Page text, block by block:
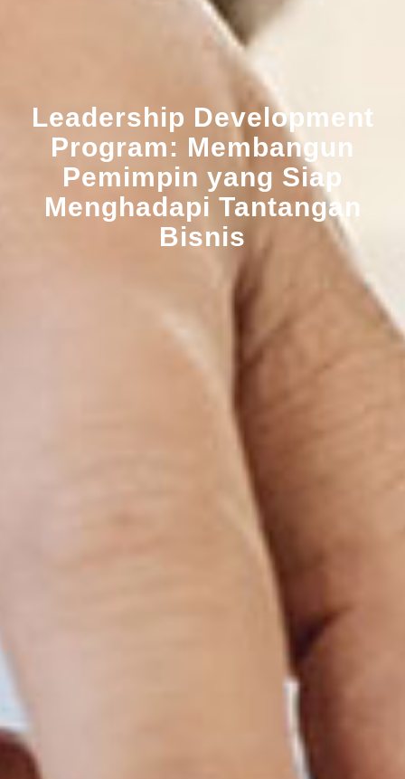
Leadership Development
Program: Membangun
Pemimpin yang Siap
Menghadapi Tantangan
Bisnis